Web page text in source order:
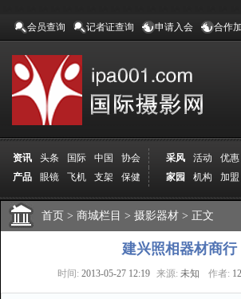
会员查询 记者证查询 申请入会 合作
资讯 头条 国际 中国 协会 采风 活动 优惠
产品
眼镜 飞机 支架 保健 家园 机构 加盟
地方
吉林 广西 山东 加拿大 空间 认证 寻友
学院
分院 导师 课程 报名 商城 推荐
媒体
记者 报纸 杂志 视频 展赛 赛事 展馆
首页 > 商城栏目 > 摄影器材 > 正文
建兴照相器材商行
时间: 2013-05-27 12:19 来源: 未知 作者: